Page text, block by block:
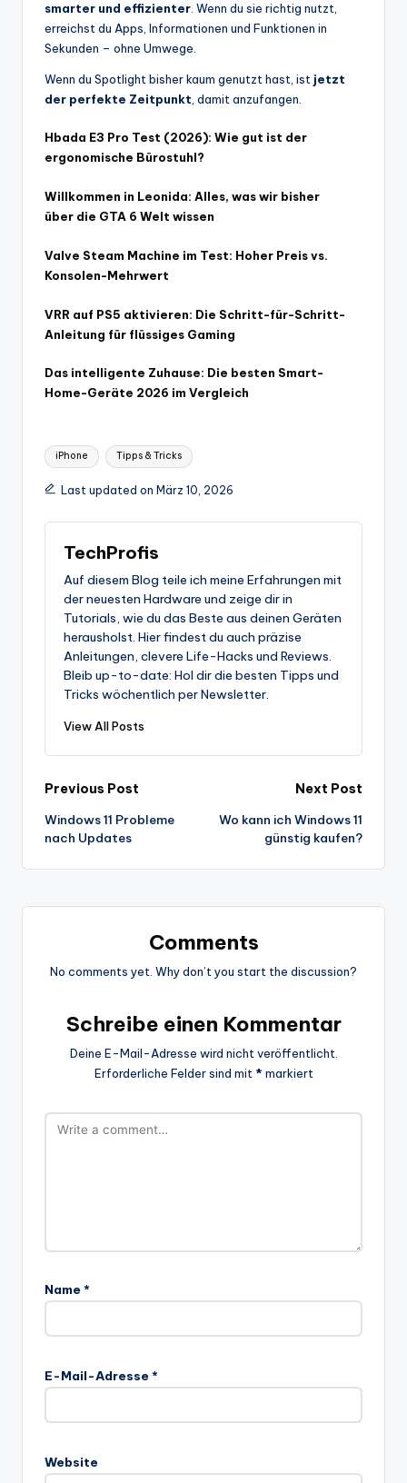
smarter und effizienter. Wenn du sie richtig nutzt,
erreichst du Apps, Informationen und Funktionen in
Sekunden – ohne Umwege.
Wenn du Spotlight bisher kaum genutzt hast, ist jetzt
der perfekte Zeitpunkt, damit anzufangen.
Hbada E3 Pro Test (2026): Wie gut ist der
ergonomische Bürostuhl?
Willkommen in Leonida: Alles, was wir bisher
über die GTA 6 Welt wissen
Valve Steam Machine im Test: Hoher Preis vs.
Konsolen-Mehrwert
VRR auf PS5 aktivieren: Die Schritt-für-Schritt-
Anleitung für flüssiges Gaming
Das intelligente Zuhause: Die besten Smart-
Home-Geräte 2026 im Vergleich
Tags:
iPhone Tipps & Tricks
Last updated on März 10, 2026
TechProfis
Auf diesem Blog teile ich meine Erfahrungen mit
der neuesten Hardware und zeige dir in
Tutorials, wie du das Beste aus deinen Geräten
herausholst. Hier findest du auch präzise
Anleitungen, clevere Life-Hacks und Reviews.
Bleib up-to-date: Hol dir die besten Tipps und
Tricks wöchentlich per Newsletter.
View All Posts
Post
navigation
Previous Post
Windows 11 Probleme
nach Updates
Next Post
Wo kann ich Windows 11
günstig kaufen?
Comments
No comments yet. Why don’t you start the discussion?
Schreibe einen Kommentar
Deine E-Mail-Adresse wird nicht veröffentlicht.
Erforderliche Felder sind mit * markiert
Name *
E-Mail-Adresse *
Website